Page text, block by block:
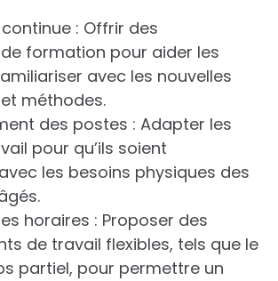
: Offrir des
formation pour aider les
avec les nouvelles
méthodes.
des postes : Adapter les
pour qu’ils soient
les besoins physiques des
horaires : Proposer des
de travail flexibles, tels que le
partiel, pour permettre un